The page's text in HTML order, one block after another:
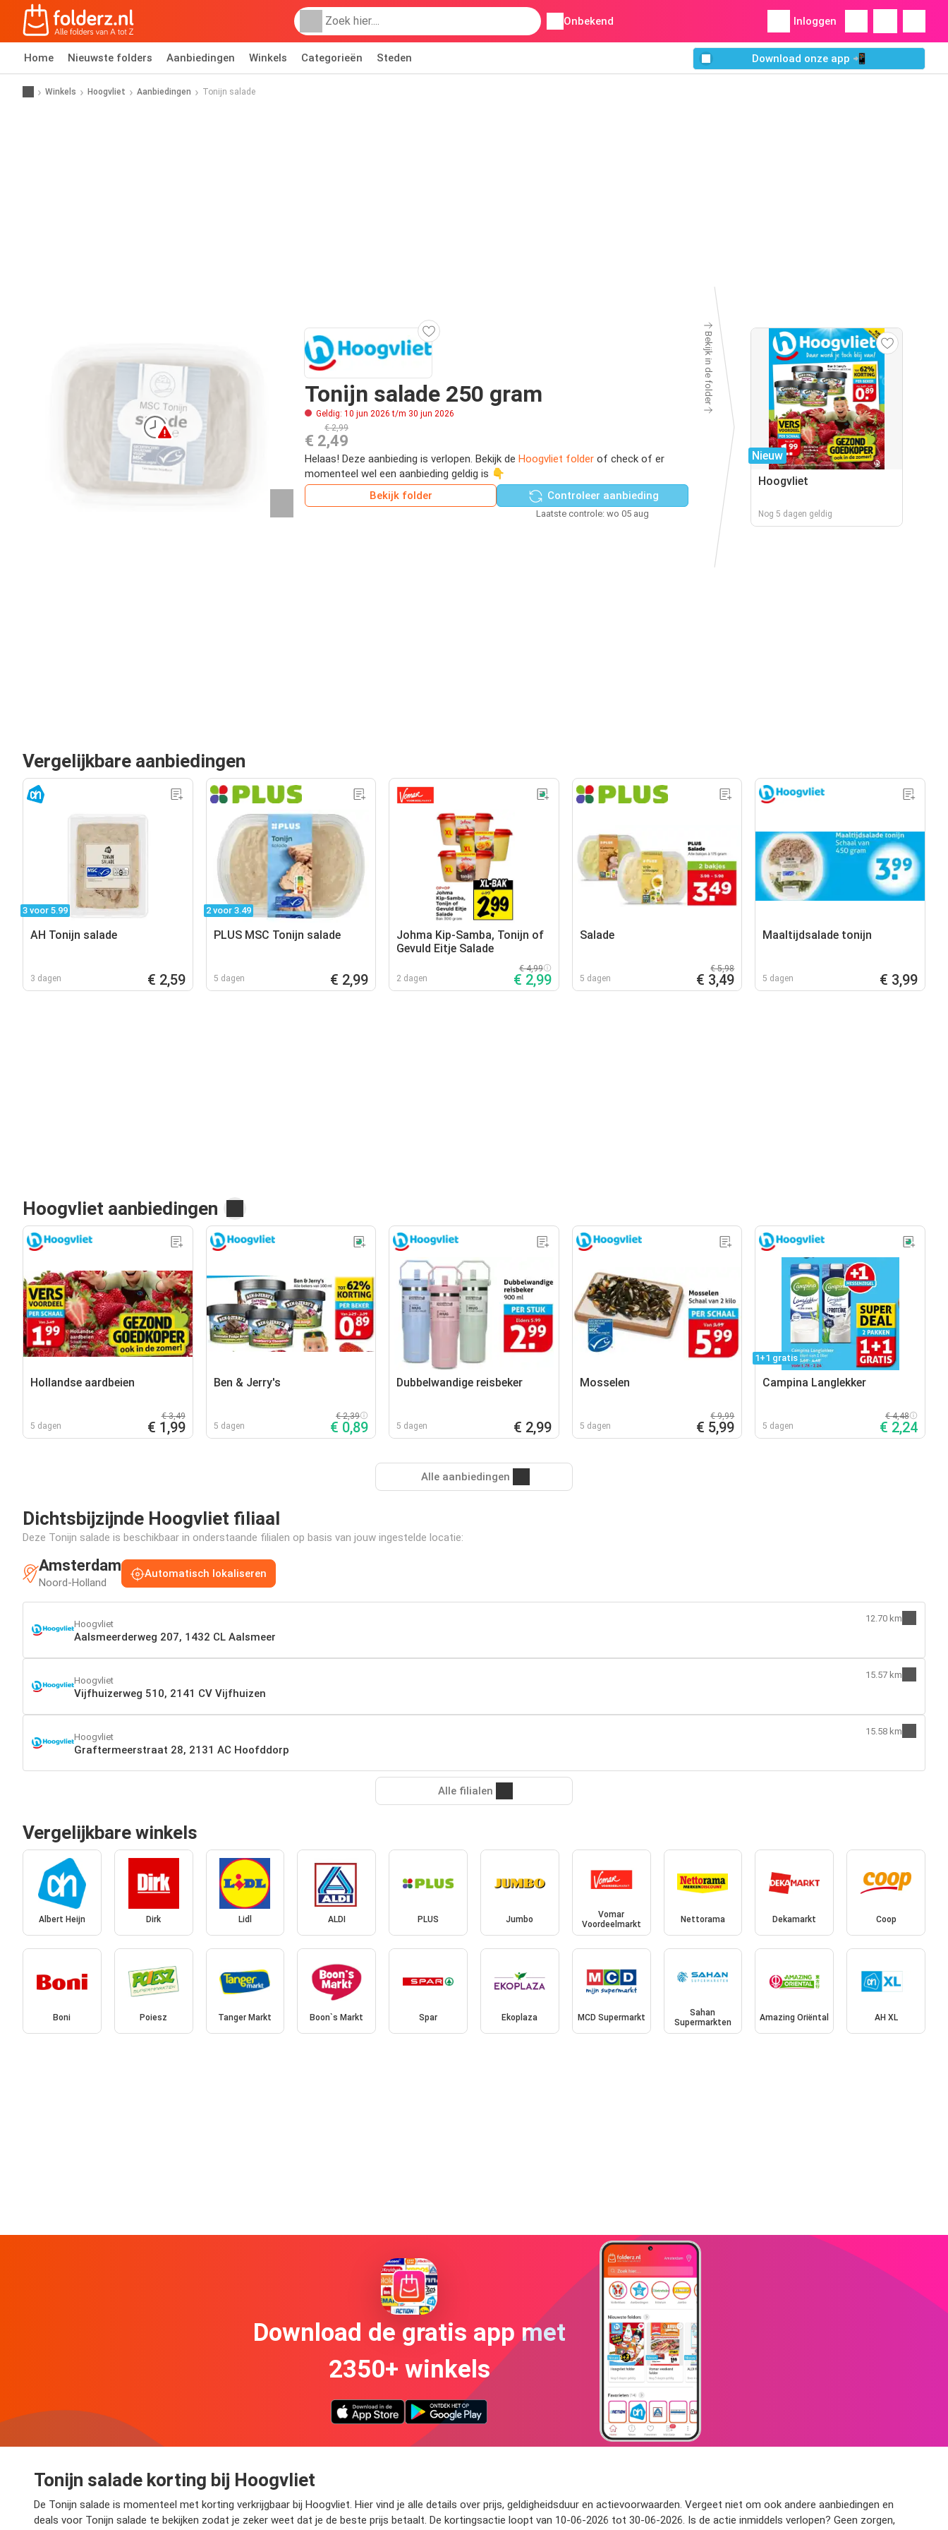
Onbekend Inloggen
Home Nieuwste folders Aanbiedingen Winkels Categorieën Steden Download onze app 📲
Winkels Hoogvliet Aanbiedingen Tonijn salade
Tonijn salade 250 gram
Geldig: 10 jun 2026 t/m 30 jun 2026
€ 2,99
€ 2,49
Helaas! Deze aanbieding is verlopen. Bekijk de Hoogvliet folder of check of er
momenteel wel een aanbieding geldig is 👇
Bekijk folder
Controleer aanbieding
Laatste controle: wo 05 aug
Bekijk in de folder
Nieuw
Hoogvliet
Nog 5 dagen geldig
Vergelijkbare aanbiedingen
3 voor 5.99
AH Tonijn salade
3 dagen € 2,59
2 voor 3.49
PLUS MSC Tonijn salade
5 dagen € 2,99
Johma Kip-Samba, Tonijn of
Gevuld Eitje Salade
2 dagen
€ 4,99
€ 2,99
Salade
5 dagen
€ 5,98
€ 3,49
Maaltijdsalade tonijn
5 dagen € 3,99
Hoogvliet aanbiedingen
Hollandse aardbeien
5 dagen
€ 3,49
€ 1,99
Ben & Jerry's
5 dagen
€ 2,39
€ 0,89
Dubbelwandige reisbeker
5 dagen € 2,99
Mosselen
5 dagen
€ 9,99
€ 5,99
1+1 gratis
Campina Langlekker
5 dagen
€ 4,48
€ 2,24
Alle aanbiedingen
Dichtsbijzijnde Hoogvliet filiaal
Deze Tonijn salade is beschikbaar in onderstaande filialen op basis van jouw ingestelde locatie:
Amsterdam
Noord-Holland
Automatisch lokaliseren
Hoogvliet
Aalsmeerderweg 207, 1432 CL Aalsmeer
12.70 km
Hoogvliet
Vijfhuizerweg 510, 2141 CV Vijfhuizen
15.57 km
Hoogvliet
Graftermeerstraat 28, 2131 AC Hoofddorp
15.58 km
Alle filialen
Vergelijkbare winkels
Albert Heijn Dirk Lidl ALDI PLUS Jumbo
Vomar
Voordeelmarkt
Nettorama Dekamarkt Coop
Boni Poiesz Tanger Markt Boon`s Markt Spar Ekoplaza MCD Supermarkt
Sahan
Supermarkten
Amazing Oriëntal AH XL
Download de gratis app met
2350+ winkels
Tonijn salade korting bij Hoogvliet
De Tonijn salade is momenteel met korting verkrijgbaar bij Hoogvliet. Hier vind je alle details over prijs, geldigheidsduur en actievoorwaarden. Vergeet niet om ook andere aanbiedingen en
deals voor Tonijn salade te bekijken zodat je zeker weet dat je de beste prijs betaalt. De kortingsactie loopt van 10-06-2026 tot 30-06-2026. Is de actie inmiddels verlopen? Geen zorgen,